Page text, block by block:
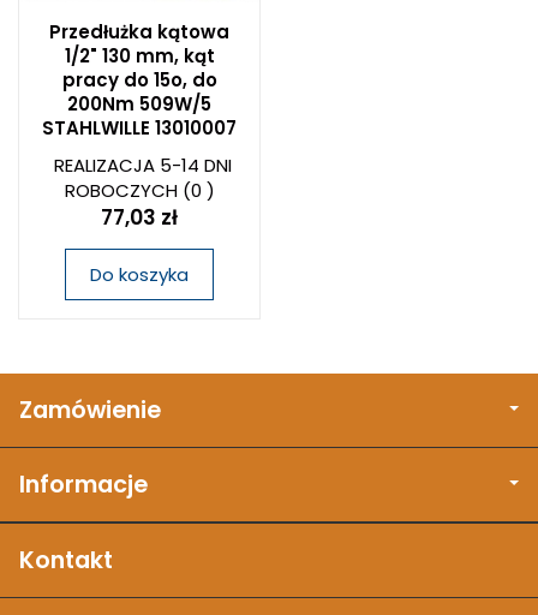
Przedłużka kątowa
1/2" 130 mm, kąt
pracy do 15o, do
200Nm 509W/5
STAHLWILLE 13010007
REALIZACJA 5-14 DNI
ROBOCZYCH(0 )
77,03 zł
Do koszyka
Zamówienie
Informacje
Kontakt